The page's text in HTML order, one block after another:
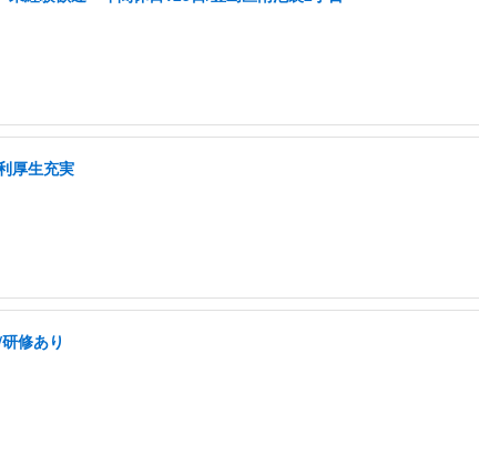
厚生充実
修あり